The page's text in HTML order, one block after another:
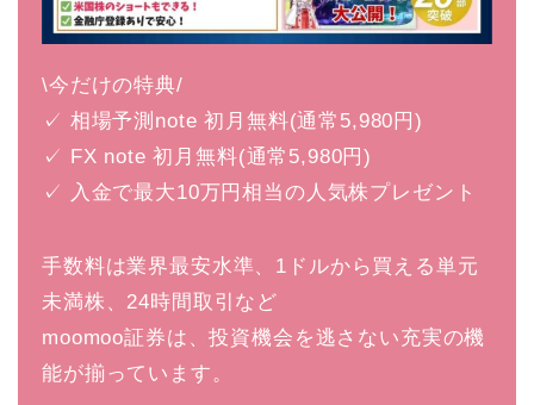
\今だけの特典/
✓ 相場予測note 初月無料(通常5,980円)
✓ FX note 初月無料(通常5,980円)
✓ 入金で最大10万円相当の人気株プレゼント
手数料は業界最安水準、1ドルから買える単元
未満株、24時間取引など
moomoo証券は、投資機会を逃さない充実の機
能が揃っています。